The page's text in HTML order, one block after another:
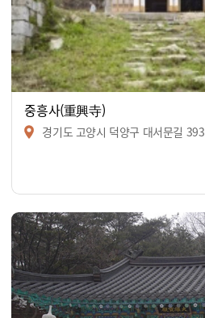
중흥사(重興寺)
경기도 고양시 덕양구 대서문길 393